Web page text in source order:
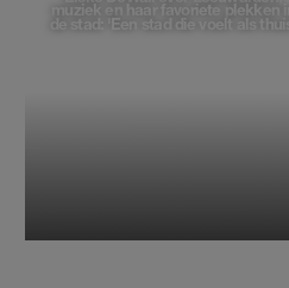
muziek en haar favoriete plekken in
de stad: 'Een stad die voelt als thuis'